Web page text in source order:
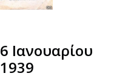
6 Ιανουαρίου
1939